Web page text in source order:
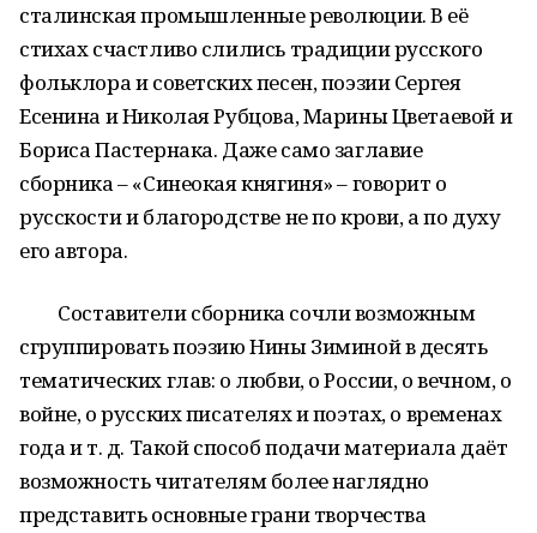
сталинская промышленные революции. В её
стихах счастливо слились традиции русского
фольклора и советских песен, поэзии Сергея
Есенина и Николая Рубцова, Марины Цветаевой и
Бориса Пастернака. Даже само заглавие
сборника – «Синеокая княгиня» – говорит о
русскости и благородстве не по крови, а по духу
его автора.
Составители сборника сочли возможным
сгруппировать поэзию Нины Зиминой в десять
тематических глав: о любви, о России, о вечном, о
войне, о русских писателях и поэтах, о временах
года и т. д. Такой способ подачи материала даёт
возможность читателям более наглядно
представить основные грани творчества